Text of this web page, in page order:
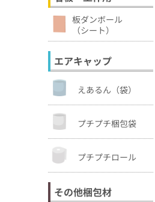
板ダンボール
（シート）
エアキャップ
えあるん（袋）
プチプチ梱包袋
プチプチロール
その他梱包材